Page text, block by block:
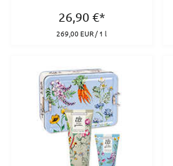
26,90€*
269,00 EUR / 1 l